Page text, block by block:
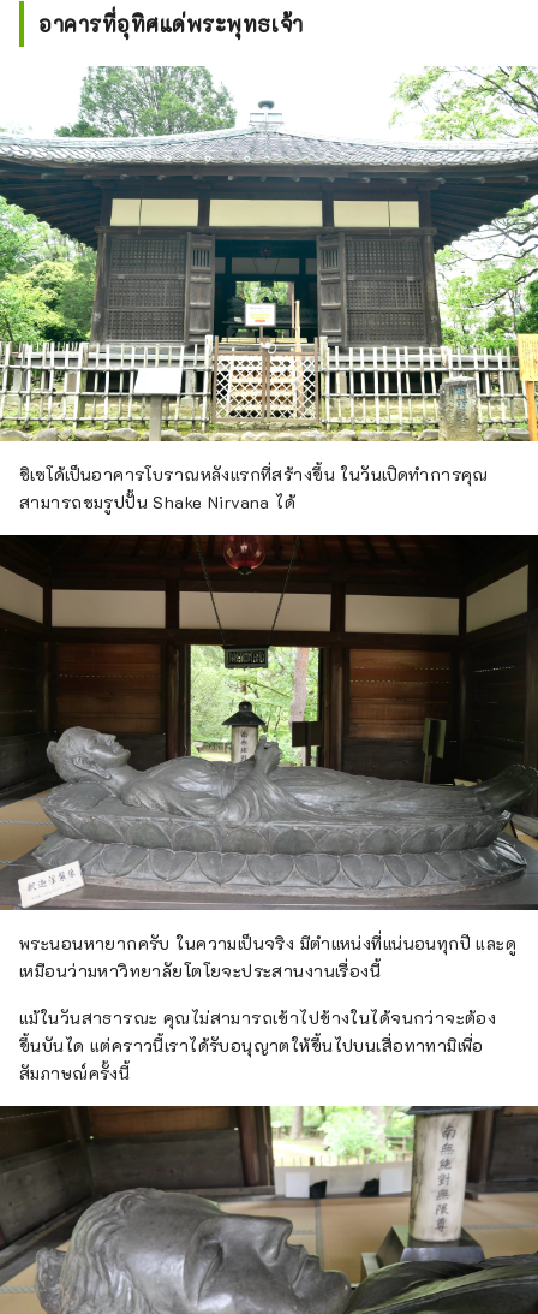
อาคารที่อุทิศแด่พระพุทธเจ้า
ชิเซโด้เป็นอาคารโบราณหลังแรกที่สร้างขึ้น ในวันเปิดทำการคุณ
สามารถชมรูปปั้น Shake Nirvana ได้
พระนอนหายากครับ ในความเป็นจริง มีตำแหน่งที่แน่นอนทุกปี และดู
เหมือนว่ามหาวิทยาลัยโตโยจะประสานงานเรื่องนี้
แม้ในวันสาธารณะ คุณไม่สามารถเข้าไปข้างในได้จนกว่าจะต้อง
ขึ้นบันได แต่คราวนี้เราได้รับอนุญาตให้ขึ้นไปบนเสื่อทาทามิเพื่อ
สัมภาษณ์ครั้งนี้